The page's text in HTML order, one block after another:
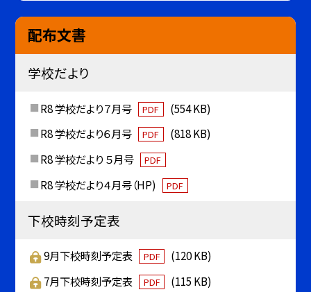
配布文書
学校だより
R8 学校だより７月号 PDF
(554 KB)
R8 学校だより６月号
PDF
(818 KB)
R8 学校だより ５月号
PDF
R8 学校だより４月号（HP) PDF
下校時刻予定表
9月下校時刻予定表 PDF
(120 KB)
7月下校時刻予定表
PDF (115 KB)